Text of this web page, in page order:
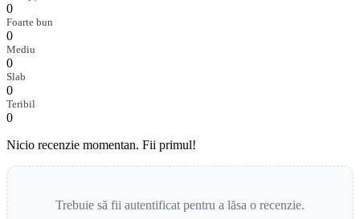
0
Foarte bun
0
Mediu
0
Slab
0
Teribil
0
Nicio recenzie momentan. Fii primul!
Trebuie să fii autentificat pentru a lăsa o recenzie.